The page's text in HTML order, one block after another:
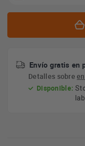
Envío gratis en
Detalles sobre
Disponible: